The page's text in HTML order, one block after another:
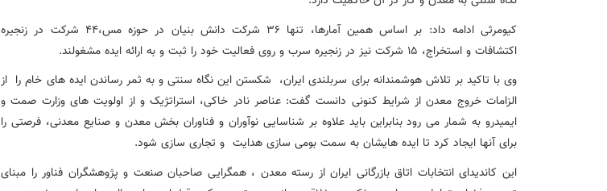
کیومرثی ادامه داد: بر اساس همین آمارها، تنها 36 شرکت دانش بنیان در حوزه مس،44 شرکت در زنجیره
اکتشافات و استخراج، 15 شرکت نیز در زنجیره سرب و روی فعالیت خود را ثبت و به ارائه ایده مشغولند.
وی با تاکید بر تلاش هوشمندانه برای سربلندی ایران، شکستن این نگاه سنتی و به ثمر رساندن ایده های خام را از
الزامات خروج معدن از شرایط کنونی دانست گفت: عناصر نادر خاکی، استراتژیک و از اولویت های وزارت صمت و
ایمیدرو به شمار می رود بنابراین باید علاوه بر شناسایی نوآوران و فناوران بخش معدن و صنایع معدنی، فرصتی را
برای آنها ایجاد کرد تا ایده هایشان به سمت بومی سازی هدایت و تجاری سازی شود.
این کاندیدای انتخابات اتاق بازرگانی ایران از رسته معدن ، همگرایی صاحبان صنعت و پژوهشگران فناور را مبنای